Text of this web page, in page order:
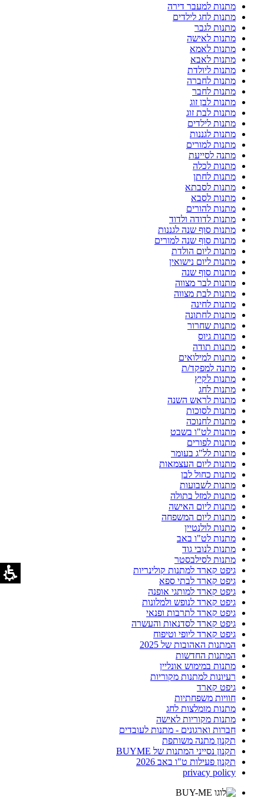
מתנות למעבר דירה
מתנות לחג לילדים
מתנות לגבר
מתנות לאישה
מתנות לאמא
מתנות לאבא
מתנות ליולדת
מתנות לחברה
מתנות לחבר
מתנות לבן זוג
מתנות לבת זוג
מתנות לילדים
מתנות לגננות
מתנות למורים
מתנה לסייעת
מתנות לכלה
מתנות לחתן
מתנות לסבתא
מתנות לסבא
מתנות להורים
מתנות לדודה ולדוד
מתנות סוף שנה לגננות
מתנות סוף שנה למורים
מתנות ליום הולדת
מתנות ליום נישואין
מתנות סוף שנה
מתנות לבר מצווה
מתנות לבת מצווה
מתנות לחינה
מתנות לחתונה
מתנות שחרור
מתנות גיוס
מתנות תודה
מתנות למילואים
מתנה למפקד/ת
מתנות לקיץ
מתנות לחג
מתנות לראש השנה
מתנות לסוכות
מתנות לחנוכה
מתנות לט"ו בשבט
מתנות לפורים
מתנות לל"ג בעומר
מתנות ליום העצמאות
מתנות כחול לבן
מתנות לשבועות
מתנות למזל בתולה
מתנות ליום האישה
מתנות ליום המשפחה
מתנות לולנטיין
מתנות לט"ו באב
מתנות לנובי גוד
מתנות לסילבסטר
גיפט קארד למתנות קולינריות
גיפט קארד לבתי ספא
גיפט קארד למותגי אופנה
גיפט קארד לנופש ולמלונות
גיפט קארד לתרבות ופנאי
גיפט קארד לסדנאות והעשרה
גיפט קארד ליופי וטיפוח
המתנות האהובות של 2025
המתנות החדשות
מתנות במימוש אונליין
רעיונות למתנות מקוריות
גיפט קארד
חוויות משפחתיות
מתנות מומלצות לחג
מתנות מקוריות לאישה
חברות וארגונים - מתנות לעובדים
תקנון מתנה משותפת
תקנון נסייני המתנות של BUYME
תקנון פעילות ט"ו באב 2026
privacy policy